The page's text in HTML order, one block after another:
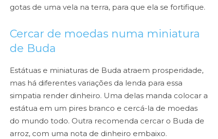
gotas de uma vela na terra, para que ela se fortifique.
Cercar de moedas numa miniatura
de Buda
Estátuas e miniaturas de Buda atraem prosperidade,
mas há diferentes variações da lenda para essa
simpatia render dinheiro. Uma delas manda colocar a
estátua em um pires branco e cercá-la de moedas
do mundo todo. Outra recomenda cercar o Buda de
arroz, com uma nota de dinheiro embaixo.